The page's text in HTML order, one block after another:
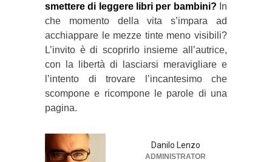
smettere di leggere libri per bambini? In
che momento della vita s’impara ad
acchiappare le mezze tinte meno visibili?
L’invito è di scoprirlo insieme all’autrice,
con la libertà di lasciarsi meravigliare e
l’intento di trovare l’incantesimo che
scompone e ricompone le parole di una
pagina.
Danilo Lenzo
ADMINISTRATOR